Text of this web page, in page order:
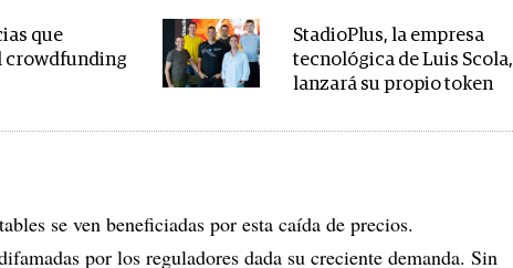
que
crowdfunding
StadioPlus, la empresa
tecnológica de Luis Scola,
lanzará su propio token
se ven beneficiadas por esta caída de precios.
por los reguladores dada su creciente demanda. Sin